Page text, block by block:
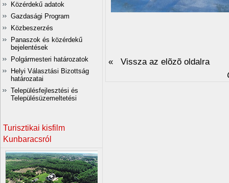
Közérdekű adatok
Gazdasági Program
Közbeszerzés
Panaszok és közérdekű
bejelentések
Polgármesteri határozatok
Helyi Választási Bizottság
határozatai
Településfejlesztési és
Településüzemeltetési
Turisztikai kisfilm
Kunbaracsról
« Vissza az elõzõ oldalra